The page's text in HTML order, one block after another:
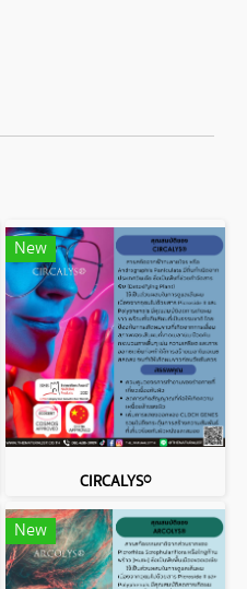
New
CIRCALYS®
New